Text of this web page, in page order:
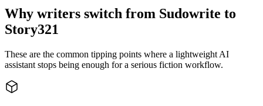
Why writers switch from Sudowrite to
Story321
These are the common tipping points where a lightweight AI
assistant stops being enough for a serious fiction workflow.